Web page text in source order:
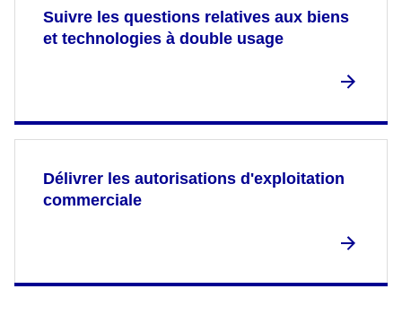
Suivre les questions relatives aux biens
et technologies à double usage
Délivrer les autorisations d'exploitation
commerciale